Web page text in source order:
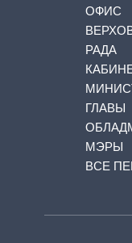
ОФИС
РАДА
ГЛАВЫ
МЭРЫ
ВСЕ